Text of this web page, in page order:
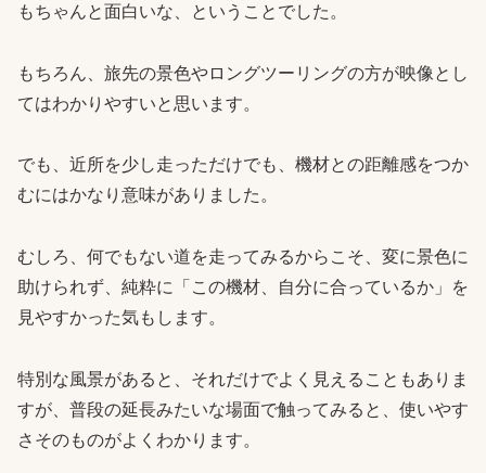
もちゃんと面白いな、ということでした。
もちろん、旅先の景色やロングツーリングの方が映像とし
てはわかりやすいと思います。
でも、近所を少し走っただけでも、機材との距離感をつか
むにはかなり意味がありました。
むしろ、何でもない道を走ってみるからこそ、変に景色に
助けられず、純粋に「この機材、自分に合っているか」を
見やすかった気もします。
特別な風景があると、それだけでよく見えることもありま
すが、普段の延長みたいな場面で触ってみると、使いやす
さそのものがよくわかります。